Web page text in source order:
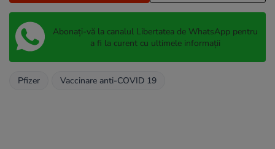
Abonați-vă la canalul Libertatea de WhatsApp pentru
a fi la curent cu ultimele informații
Pfizer Vaccinare anti-COVID 19